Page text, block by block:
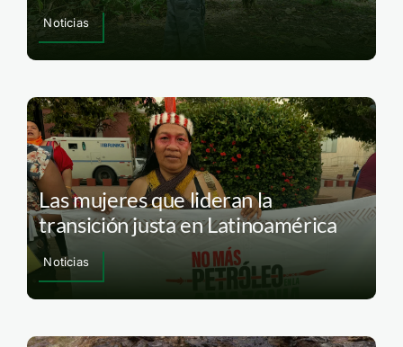
Noticias
Las mujeres que lideran la
transición justa en Latinoamérica
Noticias